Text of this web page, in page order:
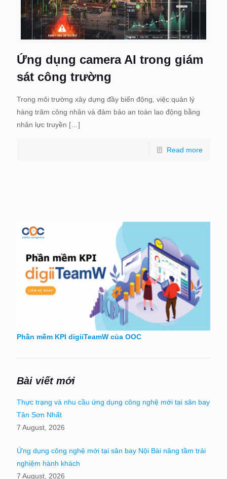
Ứng dụng camera AI trong giám
sát công trường
Trong môi trường xây dựng đầy biến động, việc quản lý
hàng trăm công nhân và đảm bảo an toàn lao động bằng
nhân lực truyền […]
Read more
Phần mềm KPI digiiTeamW của OOC
Bài viết mới
Thực trạng và nhu cầu ứng dụng công nghệ mới tại sân bay
Tân Sơn Nhất
7 August, 2026
Ứng dụng công nghệ mới tại sân bay Nội Bài nâng tầm trải
nghiệm hành khách
7 August, 2026